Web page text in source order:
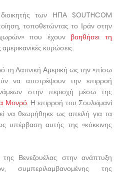
των ΗΠΑ SOUTHCOM
τοποθετώντας το Ιράν στην
που έχουν βοηθήσει τη
κυρώσεις.
Λατινική Αμερική ως την «πίσω
να αποτρέψουν την επιρροή
στην περιοχή μέσω της
Μονρό. Η επιρροή του Σουλεϊμανί
να θεωρήθηκε ως απειλή για τα
αυτής της «κόκκινης
Βενεζουέλας στην ανάπτυξη
συμπεριλαμβανομένης της